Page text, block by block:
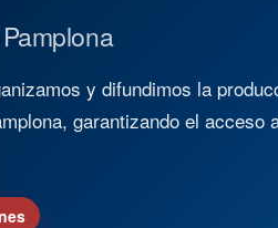
y difundimos la
garantizando el